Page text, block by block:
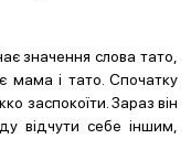
значення слова тато,
мама і тато. Спочатку
заспокоїти. Зараз він
відчути себе іншим,